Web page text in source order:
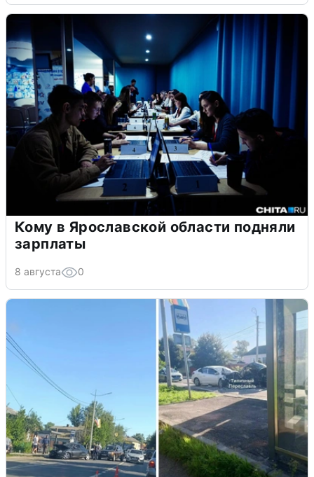
Кому в Ярославской области подняли
зарплаты
8 августа 0